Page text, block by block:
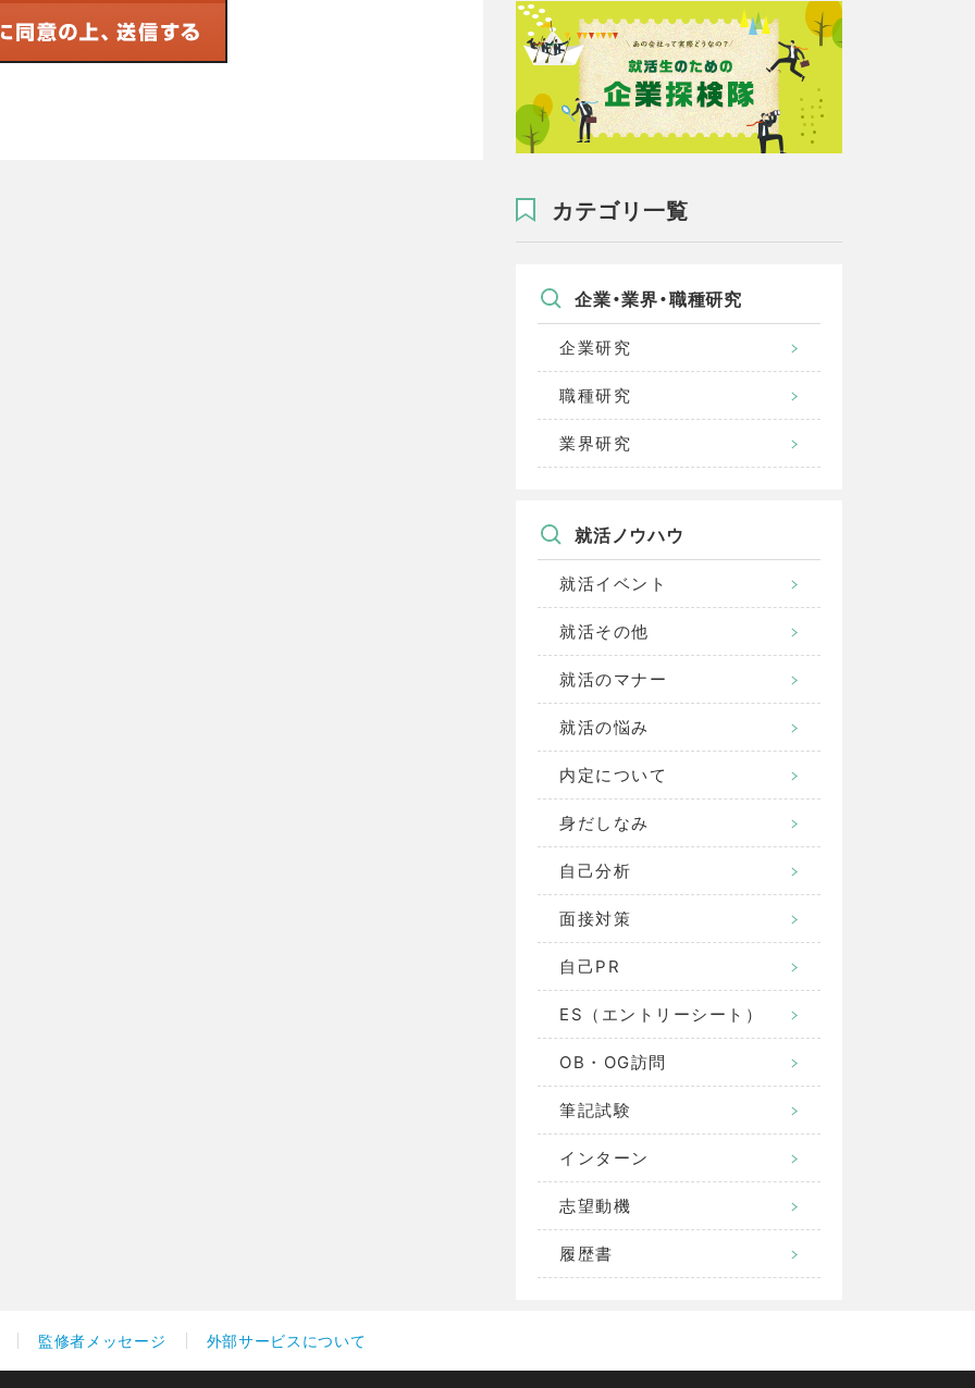
カテゴリ一覧
企業・業界・職種研究
企業研究
職種研究
業界研究
就活ノウハウ
就活イベント
就活その他
就活のマナー
就活の悩み
内定について
身だしなみ
自己分析
面接対策
自己PR
ES（エントリーシート）
OB・OG訪問
筆記試験
インターン
志望動機
履歴書
監修者メッセージ 外部サービスについて